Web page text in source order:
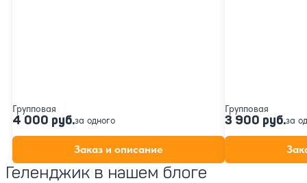
Групповая
4 000 руб.за одного
Заказ и описание
Групповая
3 900 руб.за
Геленджик в нашем блоге